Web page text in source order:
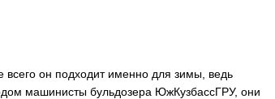
он подходит именно для зимы, ведь
машинисты бульдозера ЮжКузбассГРУ, они